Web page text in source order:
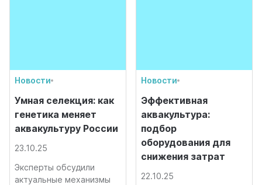
Новости
Умная селекция: как
генетика меняет
аквакультуру России
23.10.25
Эксперты обсудили
актуальные механизмы
Новости
Эффективная
аквакультура:
подбор
оборудования для
снижения затрат
22.10.25